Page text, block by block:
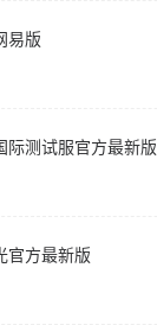
易版
际测试服官方最新版
官方最新版